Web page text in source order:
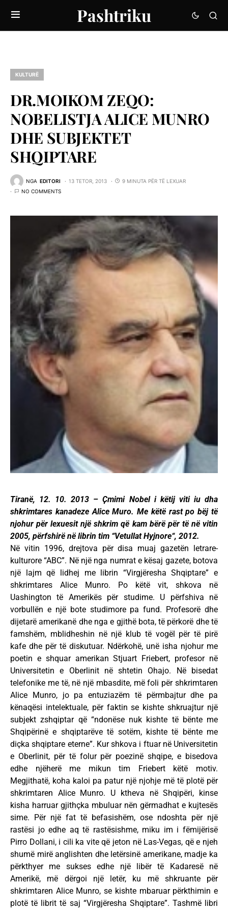
Pashtriku
KULTURË
DR.MOIKOM ZEQO:
NOBELISTJA ALICE MUNRO
DHE SUBJEKTET
SHQIPTARE
NGA EDITORI 13 TETOR, 2013
9 MINUTA PËR TË LEXUAR
NO COMMENTS
Tiranë, 12. 10. 2013 – Ҫmimi Nobel i këtij viti iu dha
shkrimtares kanadeze Alice Muro. Me këtë rast po bëj të
njohur për lexuesit një shkrim që kam bërë për të në vitin
2005, përfshirë në librin tim “Vetullat Hyjnore“, 2012.
Në vitin 1996, drejtova për disa muaj gazetën letrare-
kulturore “ABC”. Në një nga numrat e kësaj gazete, botova
një lajm që lidhej me librin “Virgjëresha Shqiptare” e
shkrimtares Alice Munro. Po këtë vit, shkova në
Uashington të Amerikës për studime. U përfshiva në
vorbullën e një bote studimore pa fund. Profesorë dhe
dijetarë amerikanë dhe nga e gjithë bota, të përkorë dhe të
famshëm, mblidheshin në një klub të vogël për të pirë
kafe dhe për të diskutuar. Ndërkohë, unë isha njohur me
poetin e shquar amerikan Stjuart Friebert, profesor në
Universitetin e Oberlinit në shtetin Ohajo. Në bisedat
telefonike me të, në një mbasdite, më foli për shkrimtaren
Alice Munro, jo pa entuziazëm të përmbajtur dhe pa
kënaqësi intelektuale, për faktin se kishte shkruajtur një
subjekt zshqiptar që “ndonëse nuk kishte të bënte me
Shqipërinë e shqiptarëve të sotëm, kishte të bënte me
diçka shqiptare eterne”. Kur shkova i ftuar në Universitetin
e Oberlinit, për të folur për poezinë shqipe, e bisedova
edhe njëherë me mikun tim Friebert këtë motiv.
Megjithatë, koha kaloi pa patur një njohje më të plotë për
shkrimtaren Alice Munro. U ktheva në Shqipëri, kinse
kisha harruar gjithçka mbuluar nën gërmadhat e kujtesës
sime. Për një fat të befasishëm, ose ndoshta për një
rastësi jo edhe aq të rastësishme, miku im i fëmijërisë
Pirro Dollani, i cili ka vite që jeton në Las-Vegas, që e njeh
shumë mirë anglishten dhe letërsinë amerikane, madje ka
përkthyer me sukses edhe një libër të Kadaresë në
Amerikë, më dërgoi një letër, ku më shkruante për
shkrimtaren Alice Munro, se kishte mbaruar përkthimin e
plotë të librit të saj “Virgjëresha Shqiptare”. Tashmë libri